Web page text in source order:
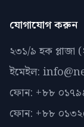
যোগাযোগ করুন
২৩১/৯ হক প্লাজা
ইমেইল:
ফোন: +৮৮
ফোন: +৮৮